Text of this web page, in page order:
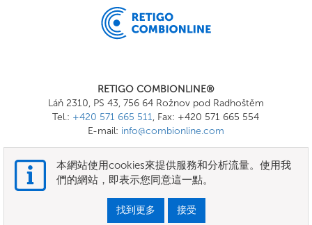
RETIGO COMBIONLINE®
Láň 2310, PS 43, 756 64 Rožnov pod Radhoštěm
Tel.: +420 571 665 511, Fax: +420 571 665 554
E-mail: info@combionline.com
OnlineMenu
條款和條件
本網站使用cookies來提供服務和分析流量。使用我
們的網站，即表示您同意這一點。
找到更多 接受